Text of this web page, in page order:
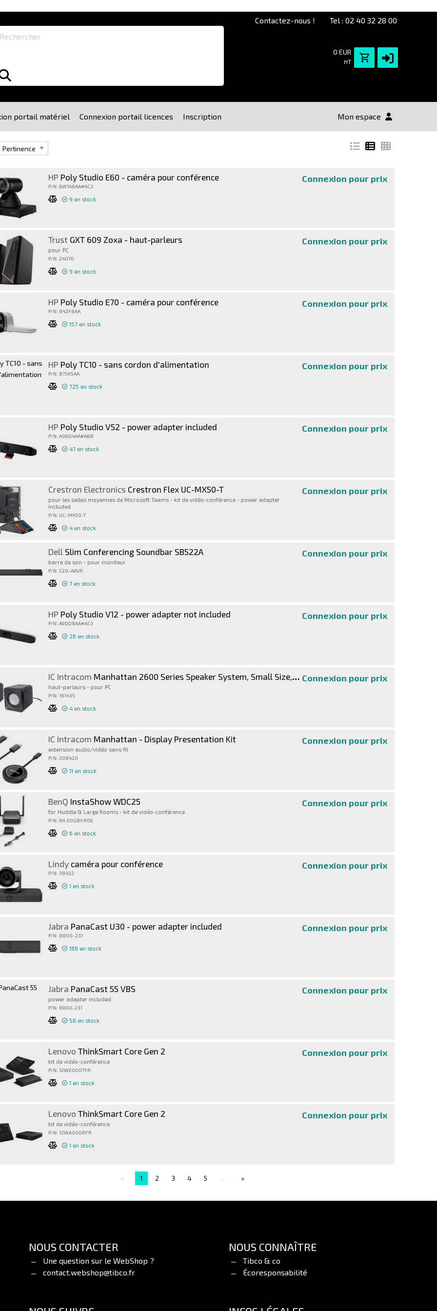
Tel : 02 40 32 28 00
Contactez-nous !
0 EUR
HT
portail matériel Connexion portail licences Inscription Mon espace
HP Poly Studio E60 - caméra pour conférence
P/N: 9W1A6AA#AC3
9 en stock
Connexion pour prix
Trust GXT 609 Zoxa - haut-parleurs
pour PC
P/N: 24070
9 en stock
Connexion pour prix
HP Poly Studio E70 - caméra pour conférence
P/N: 842F8AA
157 en stock
Connexion pour prix
HP Poly TC10 - sans cordon d'alimentation
P/N: 875K5AA
725 en stock
Connexion pour prix
HP Poly Studio V52 - power adapter included
P/N: A09D4AA#ABB
47 en stock
Connexion pour prix
Crestron Electronics Crestron Flex UC-MX50-T
pour les salles moyennes de Microsoft Teams - kit de vidéo-conférence - power adapter
included
P/N: UC-MX50-T
4 en stock
Connexion pour prix
Dell Slim Conferencing Soundbar SB522A
barre de son - pour moniteur
P/N: 520-AAVR
7 en stock
Connexion pour prix
HP Poly Studio V12 - power adapter not included
P/N: A9DD8AA#AC3
26 en stock
Connexion pour prix
IC Intracom Manhattan 2600 Series Speaker System, Small Size, Big Sound, Two Speakers, Stereo, USB power, Output: 2x 3W, 3.5mm plug for sound, In-Line volume control, Cable 0.9m, Black, Three Year Warranty, Box
haut-parleurs - pour PC
P/N: 161435
4 en stock
Connexion pour prix
IC Intracom Manhattan - Display Presentation Kit
extension audio/vidéo sans fil
P/N: 208420
11 en stock
Connexion pour prix
BenQ InstaShow WDC25
for Huddle & Large Rooms - kit de vidéo-conférence
P/N: 9H.K0GBY.R0E
6 en stock
Connexion pour prix
Lindy caméra pour conférence
P/N: 38422
1 en stock
Connexion pour prix
Jabra PanaCast U30 - power adapter included
P/N: 8800-231
188 en stock
Connexion pour prix
Jabra PanaCast 55 VBS
power adapter included
P/N: 8900-231
58 en stock
Connexion pour prix
Lenovo ThinkSmart Core Gen 2
kit de vidéo-conférence
P/N: 12WE000TFR
1 en stock
Connexion pour prix
Lenovo ThinkSmart Core Gen 2
kit de vidéo-conférence
P/N: 12WA000RFR
1 en stock
Connexion pour prix
1 2 3 4 5 …
NOUS CONTACTER
Une question sur le WebShop ?
contact.webshop@tibco.fr
NOUS CONNAÎTRE
Tibco & co
Écoresponsabilité